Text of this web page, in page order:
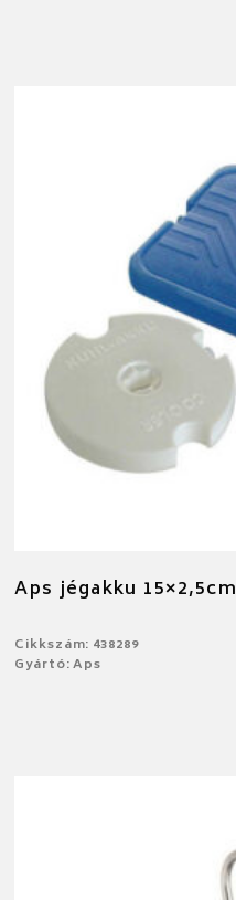
Aps jégakku 15×2,5cm
Cikkszám: 438289
Gyártó: Aps